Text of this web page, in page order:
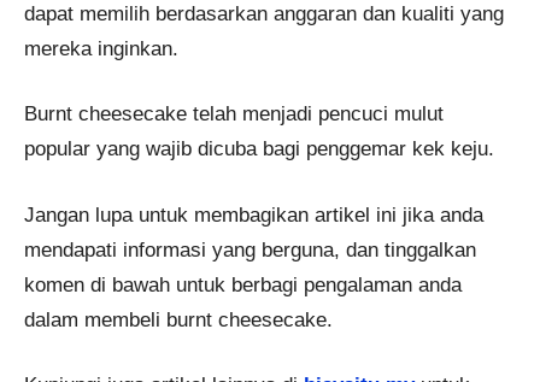
dapat memilih berdasarkan anggaran dan kualiti yang
mereka inginkan.
Burnt cheesecake telah menjadi pencuci mulut
popular yang wajib dicuba bagi penggemar kek keju.
Jangan lupa untuk membagikan artikel ini jika anda
mendapati informasi yang berguna, dan tinggalkan
komen di bawah untuk berbagi pengalaman anda
dalam membeli burnt cheesecake.